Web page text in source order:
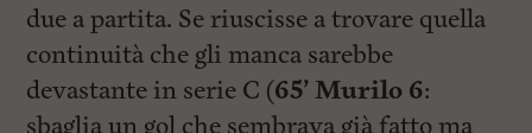
due a partita. Se riuscisse a trovare quella
continuità che gli manca sarebbe
devastante in serie C (65’ Murilo 6: